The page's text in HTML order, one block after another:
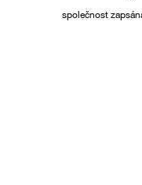
společnost